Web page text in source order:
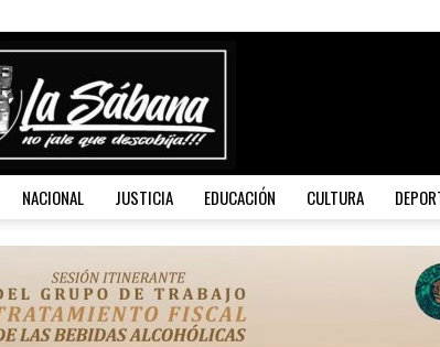
NACIONAL JUSTICIA EDUCACIÓN CULTURA